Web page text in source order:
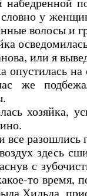
словно у
волосы и
или я
на
же
хозяйка,
все разошлись
здесь
с
то время,